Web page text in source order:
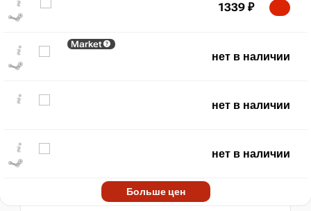
1339 ₽
Market
нет в наличии
нет в наличии
нет в наличии
Больше цен
2022 2024
1,500